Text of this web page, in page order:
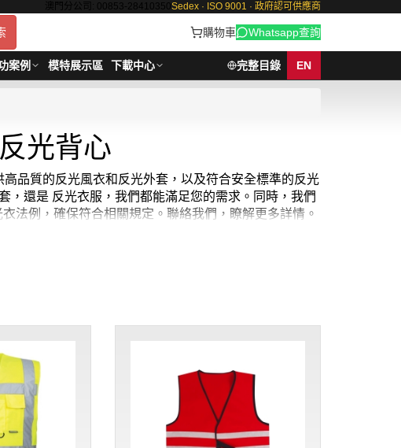
澳門分公司: 00853-28410350 Sedex · ISO 9001 · 政府認可供應商
購物車 Whatsapp查詢
案例 模特展示區 下載中心 完整目錄 EN
光背心
品質的反光風衣和反光外套，以及符合安全標準的反光
，還是 反光衣服，我們都能滿足您的需求。同時，我們
法例，確保符合相關規定。聯絡我們，瞭解更多詳情。